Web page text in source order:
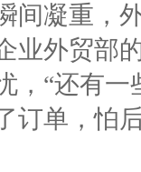
间凝重，
业外贸部
，“还有
订单，怕